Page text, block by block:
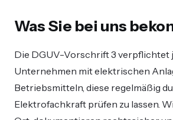
Was Sie bei uns
Die DGUV-Vorschrift 3 verpflichtet
Unternehmen mit elektrischen
Betriebsmitteln, diese regelmäßig
Elektrofachkraft prüfen zu lassen.